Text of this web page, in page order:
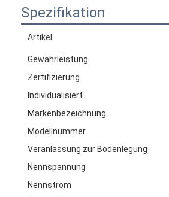
Spezifikation
Artikel
Gewährleistung
Zertifizierung
Individualisiert
Markenbezeichnung
Modellnummer
Veranlassung zur Bodenlegung
Nennspannung
Nennstrom